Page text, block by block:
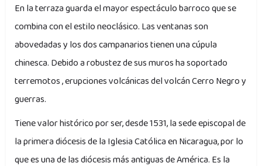
En la terraza guarda el mayor espectáculo barroco que se
combina con el estilo neoclásico. Las ventanas son
abovedadas y los dos campanarios tienen una cúpula
chinesca. Debido a robustez de sus muros ha soportado
terremotos , erupciones volcánicas del volcán Cerro Negro y
guerras.
Tiene valor histórico por ser, desde 1531, la sede episcopal de
la primera diócesis de la Iglesia Católica en Nicaragua, por lo
que es una de las diócesis más antiguas de América. Es la